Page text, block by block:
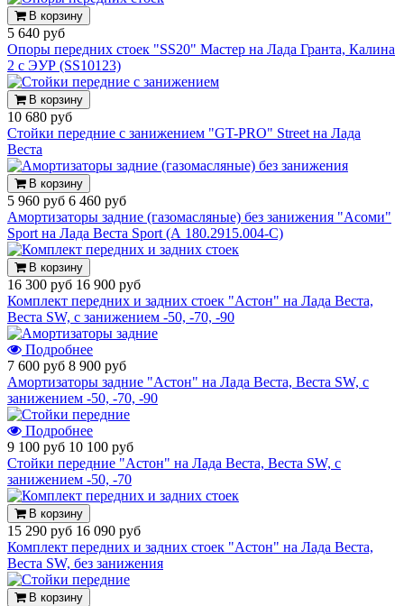
В корзину
5 640 руб
Опоры передних стоек "SS20" Мастер на Лада Гранта, Калина
2 с ЭУР (SS10123)
В корзину
10 680 руб
Стойки передние с занижением "GT-PRO" Street на Лада
Веста
В корзину
5 960 руб 6 460 руб
Амортизаторы задние (газомасляные) без занижения "Асоми"
Sport на Лада Веста Sport (А 180.2915.004-С)
В корзину
16 300 руб 16 900 руб
Комплект передних и задних стоек "Астон" на Лада Веста,
Веста SW, с занижением -50, -70, -90
Подробнее
7 600 руб 8 900 руб
Амортизаторы задние "Астон" на Лада Веста, Веста SW, с
занижением -50, -70, -90
Подробнее
9 100 руб 10 100 руб
Стойки передние "Астон" на Лада Веста, Веста SW, с
занижением -50, -70
В корзину
15 290 руб 16 090 руб
Комплект передних и задних стоек "Астон" на Лада Веста,
Веста SW, без занижения
В корзину